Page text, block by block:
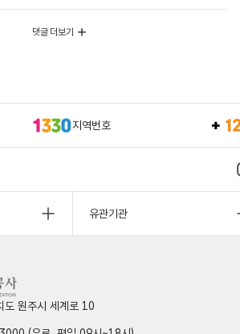
댓글 더보기
지역번호
유관기관
원주시 세계로 10